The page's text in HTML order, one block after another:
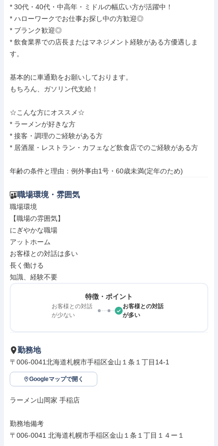
* 30代・40代・中高年・ミドルの幅広い方が活躍中！
* ハローワークでお仕事お探し中の方歓迎◎
* ブランク歓迎◎
* 飲食業界での店長またはマネジメント経験がある方優遇しま
す。
基本的に車通勤をお願いしております。
もちろん、ガソリン代支給！
☆こんな方にオススメ☆
* ラーメンが好きな方
* 接客・調理のご経験がある方
* 居酒屋・レストラン・カフェなど飲食店でのご経験がある方
年齢の条件と理由：例外事由1号・60歳未満(定年のため)
職場環境・雰囲気
職場環境
【職場の雰囲気】
にぎやかな職場
アットホーム
お客様との対話は多い
長く働ける
知識、経験不要
特徴・ポイント
お客様との対話
が少ない
お客様との対話
が多い
勤務地
〒006-0041北海道札幌市手稲区金山１条１丁目14-1
Googleマップで開く
ラーメン山岡家 手稲店
勤務地備考
〒006-0041 北海道札幌市手稲区金山１条１丁目１４ー１